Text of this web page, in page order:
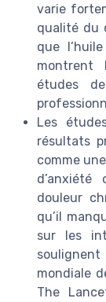
varie
qualité du
que
montrent
études
Les
résultats
comme
douleur
qu’il
sur les
soulignent
mondiale
The